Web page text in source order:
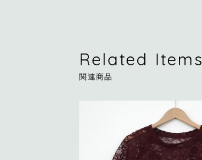
Related Items
関連商品